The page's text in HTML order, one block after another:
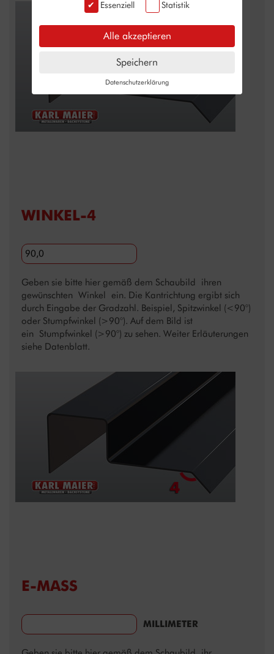
WINKEL-4
Geben sie bitte hier gemäß dem Schaubild ihren
gewünschten Winkel ein. Die Kantrichtung ergibt sich
durch Eingabe der Gradzahl. Beispiel, Spitzwinkel (<90°)
oder Stumpfwinkel (>90°). Auf dem Bild ist
ein Stumpfwinkel (>90°) zu sehen. Weiter Erläuterungen
siehe Datenblatt.
E-MASS
MILLIMETER
Essenziell Statistik
Alle akzeptieren
Speichern
Datenschutzerklärung